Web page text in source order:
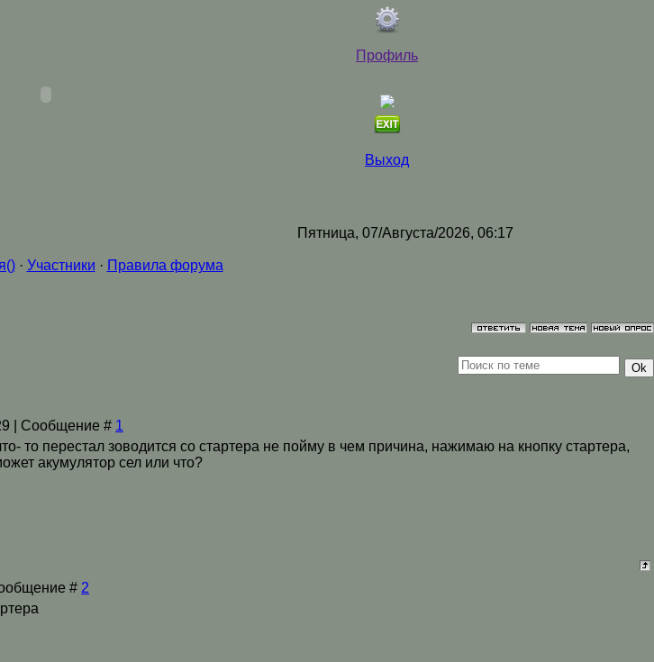
Профиль
Выход
Пятница, 07/Августа/2026, 06:17
· Участники · Правила форума
| Сообщение # 1
то перестал зоводится со стартера не пойму в чем причина, нажимаю на кнопку стартера,
акумулятор сел или что?
# 2